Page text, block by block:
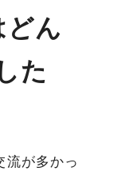
どん
た
流が多かっ